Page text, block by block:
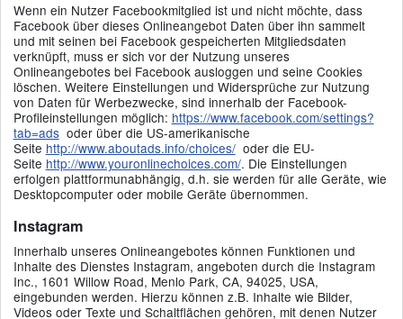
Wenn ein Nutzer Facebookmitglied ist und nicht möchte, dass
Facebook über dieses Onlineangebot Daten über ihn sammelt
und mit seinen bei Facebook gespeicherten Mitgliedsdaten
verknüpft, muss er sich vor der Nutzung unseres
Onlineangebotes bei Facebook ausloggen und seine Cookies
löschen. Weitere Einstellungen und Widersprüche zur Nutzung
von Daten für Werbezwecke, sind innerhalb der Facebook-
Profileinstellungen möglich: https://www.facebook.com/settings?
tab=adsoder über die US-amerikanische
Seite http://www.aboutads.info/choices/oder die EU-
Seite http://www.youronlinechoices.com/. Die Einstellungen
erfolgen plattformunabhängig, d.h. sie werden für alle Geräte, wie
Desktopcomputer oder mobile Geräte übernommen.
Instagram
Innerhalb unseres Onlineangebotes können Funktionen und
Inhalte des Dienstes Instagram, angeboten durch die Instagram
Inc., 1601 Willow Road, Menlo Park, CA, 94025, USA,
eingebunden werden. Hierzu können z.B. Inhalte wie Bilder,
Videos oder Texte und Schaltflächen gehören, mit denen Nutzer